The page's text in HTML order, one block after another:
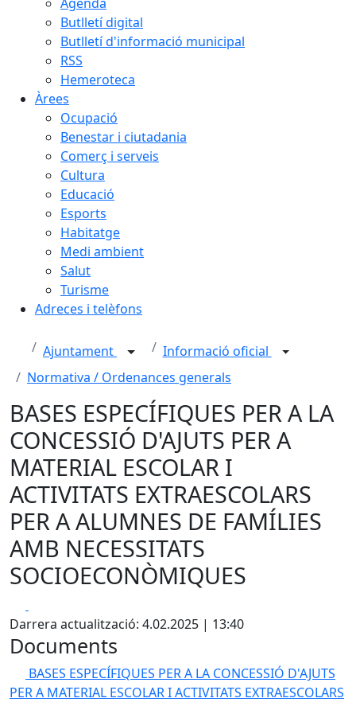
Butlletí digital
Butlletí d'informació municipal
RSS
Hemeroteca
Àrees
Ocupació
Benestar i ciutadania
Comerç i serveis
Cultura
Educació
Esports
Habitatge
Medi ambient
Salut
Turisme
Adreces i telèfons
Ajuntament
Informació oficial
Normativa / Ordenances generals
BASES ESPECÍFIQUES PER A LA
CONCESSIÓ D'AJUTS PER A
MATERIAL ESCOLAR I
ACTIVITATS EXTRAESCOLARS
PER A ALUMNES DE FAMÍLIES
AMB NECESSITATS
SOCIOECONÒMIQUES
Darrera actualització: 4.02.2025 | 13:40
Documents
BASES ESPECÍFIQUES PER A LA CONCESSIÓ D'AJUTS
PER A MATERIAL ESCOLAR I ACTIVITATS EXTRAESCOLARS